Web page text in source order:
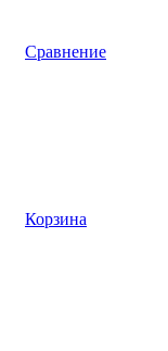
Сравнение
Корзина